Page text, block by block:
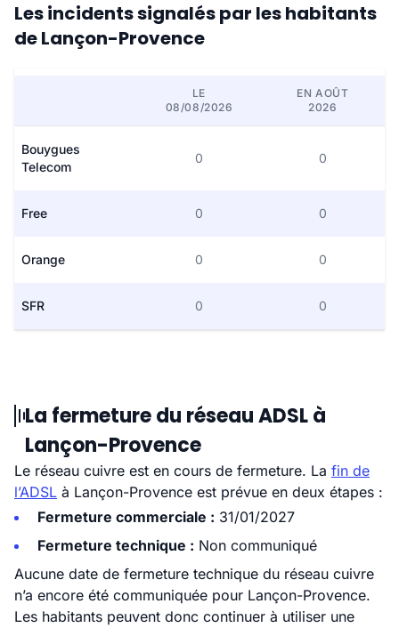
Les incidents signalés par les habitants
de Lançon-Provence
LE
08/08/2026
EN AOÛT
2026
Bouygues
Telecom
0 0
Free 0 0
Orange 0 0
SFR 0 0
La fermeture du réseau ADSL à
Lançon-Provence
Le réseau cuivre est en cours de fermeture. La fin de
l’ADSL à Lançon-Provence est prévue en deux étapes :
Fermeture commerciale : 31/01/2027
Fermeture technique : Non communiqué
Aucune date de fermeture technique du réseau cuivre
n’a encore été communiquée pour Lançon-Provence.
Les habitants peuvent donc continuer à utiliser une